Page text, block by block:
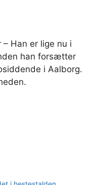
Han er lige nu i
han forsætter
i Aalborg.